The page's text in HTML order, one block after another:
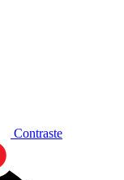
Contraste